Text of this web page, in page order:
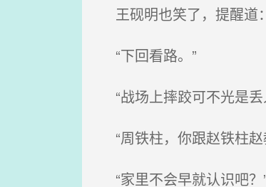
王砚明也笑了，提醒道：
“下回看路。”
“战场上摔跤可不光是丢
“周铁柱，你跟赵铁柱赵
“家里不会早就认识吧？